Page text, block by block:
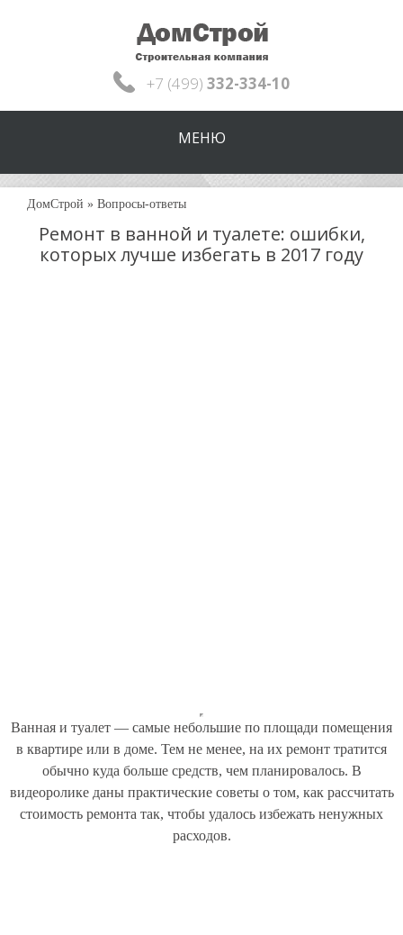
+7 (499) 332-334-10
МЕНЮ
ДомСтрой » Вопросы-ответы
Ремонт в ванной и туалете: ошибки,
которых лучше избегать в 2017 году
Ванная и туалет — самые небольшие по площади помещения
в квартире или в доме. Тем не менее, на их ремонт тратится
обычно куда больше средств, чем планировалось. В
видеоролике даны практические советы о том, как рассчитать
стоимость ремонта так, чтобы удалось избежать ненужных
расходов.